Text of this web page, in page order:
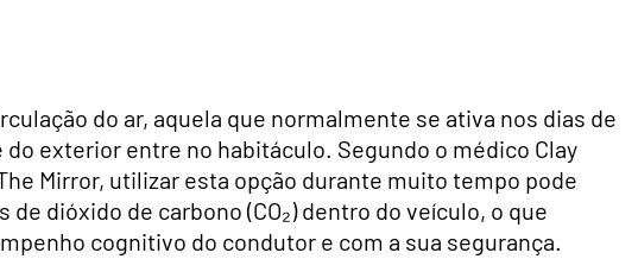
do ar, aquela que normalmente se ativa nos dias de
exterior entre no habitáculo. Segundo o médico Clay
Mirror, utilizar esta opção durante muito tempo pode
dióxido de carbono (CO₂) dentro do veículo, o que
cognitivo do condutor e com a sua segurança.